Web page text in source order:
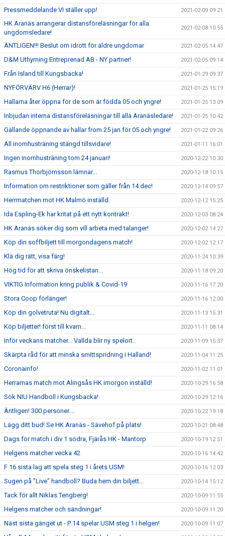
Pressmeddelande VI ställer upp! 2021-02-09 09:21
HK Aranäs arrangerar distansföreläsningar för alla
ungdomsledare!
2021-02-08 10:55
ÄNTLIGEN!!! Beslut om idrott för äldre ungdomar 2021-02-05 14:47
D&M Uthyrning Entreprenad AB - NY partner! 2021-02-05 09:14
Från Island till Kungsbacka! 2021-01-29 09:37
NYFÖRVÄRV H6 (Herrar)! 2021-01-25 15:19
Hallarna åter öppna för de som är födda 05 och yngre! 2021-01-25 13:09
Inbjudan interna distansföreläsningar till alla Aranäsledare! 2021-01-25 10:42
Gällande öppnande av hallar from 25 jan för 05 och yngre! 2021-01-22 09:26
All inomhusträning stängd tillsvidare! 2021-01-11 16:01
Ingen inomhusträning tom 24 januari! 2020-12-22 10:30
Rasmus Thorbjörnsson lämnar... 2020-12-18 10:15
Information om restriktioner som gäller från 14 dec! 2020-12-14 09:57
Herrmatchen mot HK Malmö inställd. 2020-12-12 15:25
Ida Espling-Ek har kritat på ett nytt kontrakt! 2020-12-03 08:24
HK Aranäs söker dig som vill arbeta med talanger! 2020-12-02 14:27
Köp din soffbiljett till morgondagens match! 2020-12-02 12:17
Klä dig rätt, visa färg! 2020-11-24 10:39
Hög tid för att skriva önskelistan... 2020-11-18 09:20
VIKTIG Information kring publik & Covid-19 2020-11-16 17:20
Stora Coop förlänger! 2020-11-16 12:00
Köp din golvetruta! Nu digitalt... 2020-11-13 15:31
Köp biljetter! först till kvarn... 2020-11-11 08:14
Inför veckans matcher... Vallda blir ny spelort.. 2020-11-09 15:37
Skärpta råd för att minska smittspridning i Halland! 2020-11-04 11:25
Coronainfo! 2020-11-02 11:01
Herrarnas match mot Alingsås HK imorgon inställd! 2020-10-29 16:58
Sök NIU Handboll i Kungsbacka! 2020-10-29 12:16
Äntligen! 300 personer.... 2020-10-22 19:18
Lägg ditt bud! Se HK Aranäs - Sävehof på plats! 2020-10-21 08:48
Dags för match i div 1 södra, Fjärås HK - Mantorp 2020-10-19 12:51
Helgens matcher vecka 42 2020-10-16 14:42
F 16 sista lag att spela steg 1 i årets USM! 2020-10-16 12:03
Sugen på "Live" handboll? Buda hem din biljett... 2020-10-14 15:12
Tack för allt Niklas Tengberg! 2020-10-09 11:55
Helgens matcher och sändningar! 2020-10-09 11:20
Näst sista gänget ut - P 14 spelar USM steg 1 i helgen! 2020-10-09 11:07